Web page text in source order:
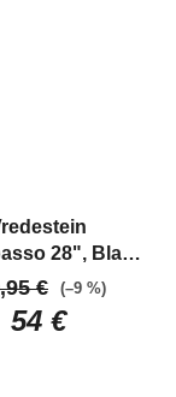
28", Black
cestný plášť
54 €
€ (–9 %)